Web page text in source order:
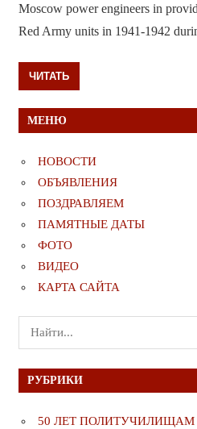
Moscow power engineers in
Red Army units in 1941-1942
ЧИТАТЬ
МЕНЮ
НОВОСТИ
ОБЪЯВЛЕНИЯ
ПОЗДРАВЛЯЕМ
ПАМЯТНЫЕ ДАТЫ
ФОТО
ВИДЕО
КАРТА САЙТА
Поиск
для:
РУБРИКИ
50 ЛЕТ ПОЛИТУЧИЛИЩАМ